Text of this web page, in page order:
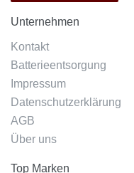
Unternehmen
Kontakt
Batterieentsorgung
Impressum
Datenschutzerklärung
AGB
Über uns
Top Marken